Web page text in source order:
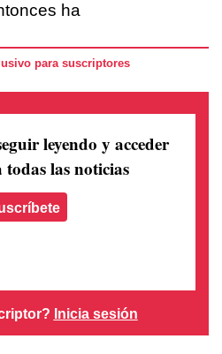
ha
para suscriptores
leyendo y acceder
todas las noticias
Inicia sesión